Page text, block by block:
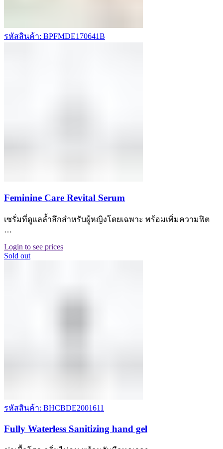
รหัสสินค้า: BPFMDE170641B
Feminine Care Revital Serum
เซรั่มที่ดูเเลล้ำลึกสำหรับผู้หญิงโดยเฉพาะ พร้อมเพิ่มความฟิต
…
Login to see prices
Sold out
รหัสสินค้า: BHCBDE2001611
Fully Waterless Sanitizing hand gel